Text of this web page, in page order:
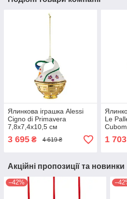
Ялинкова іграшка Alessi
Cigno di Primavera
7,8х7,4х10,5 см
3 695 ₴ 4 619 ₴
Le
1 703
Акційні пропозиції та новинки
–42%